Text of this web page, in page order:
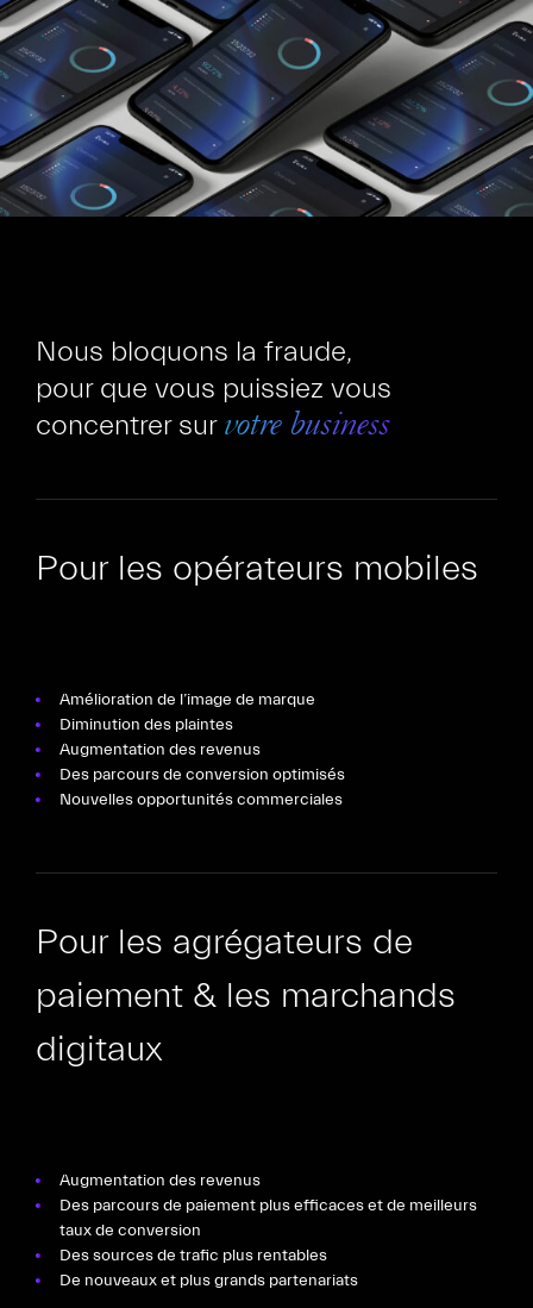
Nous bloquons la fraude,
pour que vous puissiez vous
concentrer sur votre business
Pour les opérateurs mobiles
Amélioration de l’image de marque
Diminution des plaintes
Augmentation des revenus
Des parcours de conversion optimisés
Nouvelles opportunités commerciales
Pour les agrégateurs de
paiement & les marchands
digitaux
Augmentation des revenus
Des parcours de paiement plus efficaces et de meilleurs
taux de conversion
Des sources de trafic plus rentables
De nouveaux et plus grands partenariats